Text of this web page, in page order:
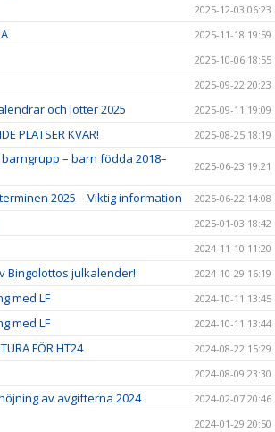
2025-12-03 06:23
2025-11-18 19:59
2025-10-06 18:55
2025-09-22 20:23
och lotter 2025 2025-09-11 19:09
PLATSER KVAR! 2025-08-25 18:19
– barn födda 2018–
2025-06-23 19:21
2025 – Viktig information 2025-06-22 14:08
2025-01-03 18:42
2024-11-10 11:20
Bingolottos julkalender! 2024-10-29 16:19
med LF 2024-10-11 13:45
med LF 2024-10-11 13:44
FÖR HT24 2024-08-22 15:29
2024-08-09 23:30
av avgifterna 2024 2024-02-07 20:46
2024-01-29 20:50